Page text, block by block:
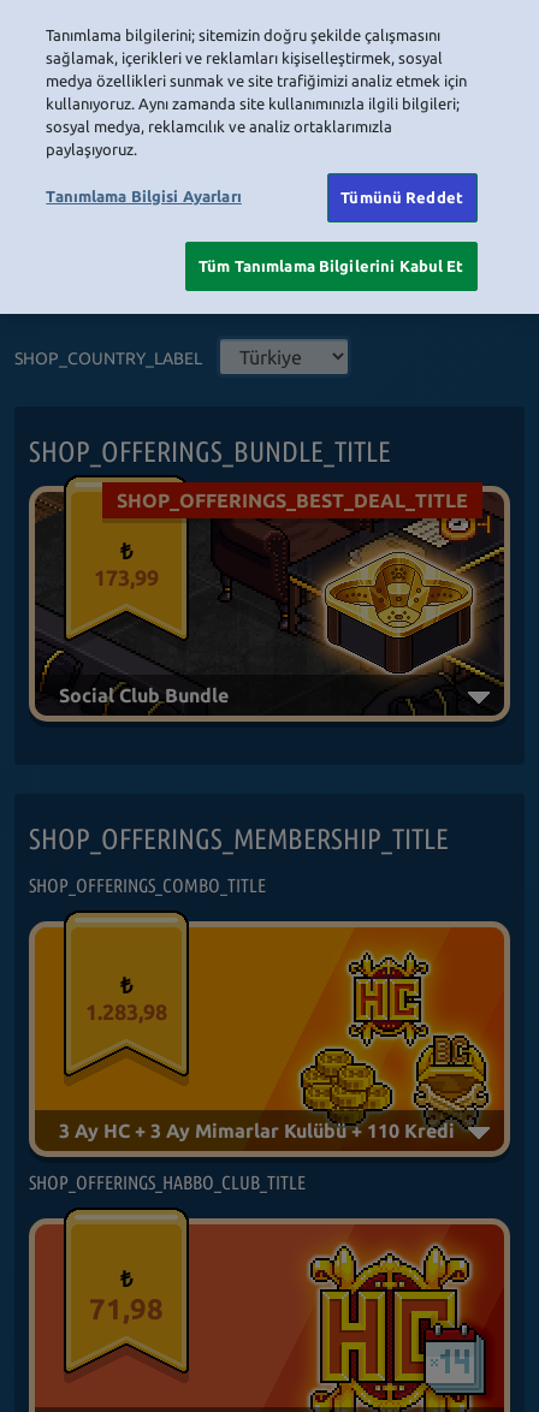
NAVIGATION_COMMUNITY
SHOP_BUY_TAB
SHOP_TITLE
SHOP_COUNTRY_LABEL
SHOP_OFFERINGS_BUNDLE_TITLE
173,99
₺
SHOP_OFFERINGS_BEST_DEAL_TITLE
Social Club Bundle
SHOP_OFFERINGS_MEMBERSHIP_TITLE
SHOP_OFFERINGS_COMBO_TITLE
1.283,98
₺
3 Ay HC + 3 Ay Mimarlar Kulübü + 110 Kredi
SHOP_OFFERINGS_HABBO_CLUB_TITLE
71,98
₺
Tanımlama bilgilerini; sitemizin doğru şekilde çalışmasını
sağlamak, içerikleri ve reklamları kişiselleştirmek, sosyal
medya özellikleri sunmak ve site trafiğimizi analiz etmek için
kullanıyoruz. Aynı zamanda site kullanımınızla ilgili bilgileri;
sosyal medya, reklamcılık ve analiz ortaklarımızla
paylaşıyoruz.
Tanımlama Bilgisi Ayarları Tümünü Reddet
Tüm Tanımlama Bilgilerini Kabul Et